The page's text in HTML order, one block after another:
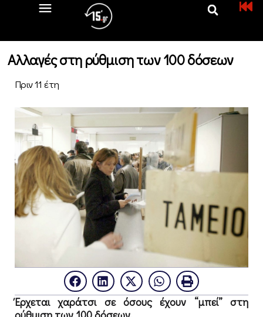
Αλλαγές στη ρύθμιση των 100 δόσεων
Πριν 11 έτη
Έρχεται χαράτσι σε όσους έχουν “μπεί” στη